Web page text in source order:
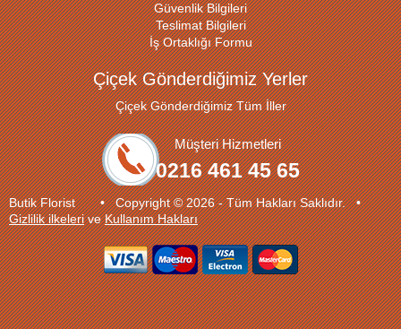
Güvenlik Bilgileri
Teslimat Bilgileri
İş Ortaklığı Formu
Çiçek Gönderdiğimiz Yerler
Çiçek Gönderdiğimiz Tüm İller
Müşteri Hizmetleri
0216 461 45 65
Butik Florist • Copyright © 2026 - Tüm Hakları Saklıdır. •
Gizlilik ilkeleriveKullanım Hakları